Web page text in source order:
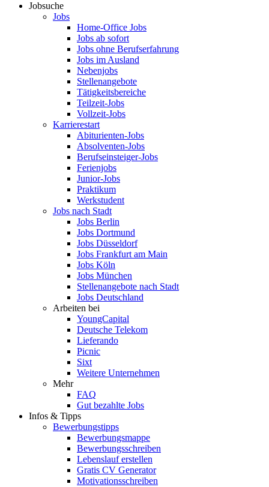
Jobsuche
Jobs
Home-Office Jobs
Jobs ab sofort
Jobs ohne Berufserfahrung
Jobs im Ausland
Nebenjobs
Stellenangebote
Tätigkeitsbereiche
Teilzeit-Jobs
Vollzeit-Jobs
Karrierestart
Abiturienten-Jobs
Absolventen-Jobs
Berufseinsteiger-Jobs
Ferienjobs
Junior-Jobs
Praktikum
Werkstudent
Jobs nach Stadt
Jobs Berlin
Jobs Dortmund
Jobs Düsseldorf
Jobs Frankfurt am Main
Jobs Köln
Jobs München
Stellenangebote nach Stadt
Jobs Deutschland
Arbeiten bei
YoungCapital
Deutsche Telekom
Lieferando
Picnic
Sixt
Weitere Unternehmen
Mehr
FAQ
Gut bezahlte Jobs
Infos & Tipps
Bewerbungstipps
Bewerbungsmappe
Bewerbungsschreiben
Lebenslauf erstellen
Gratis CV Generator
Motivationsschreiben